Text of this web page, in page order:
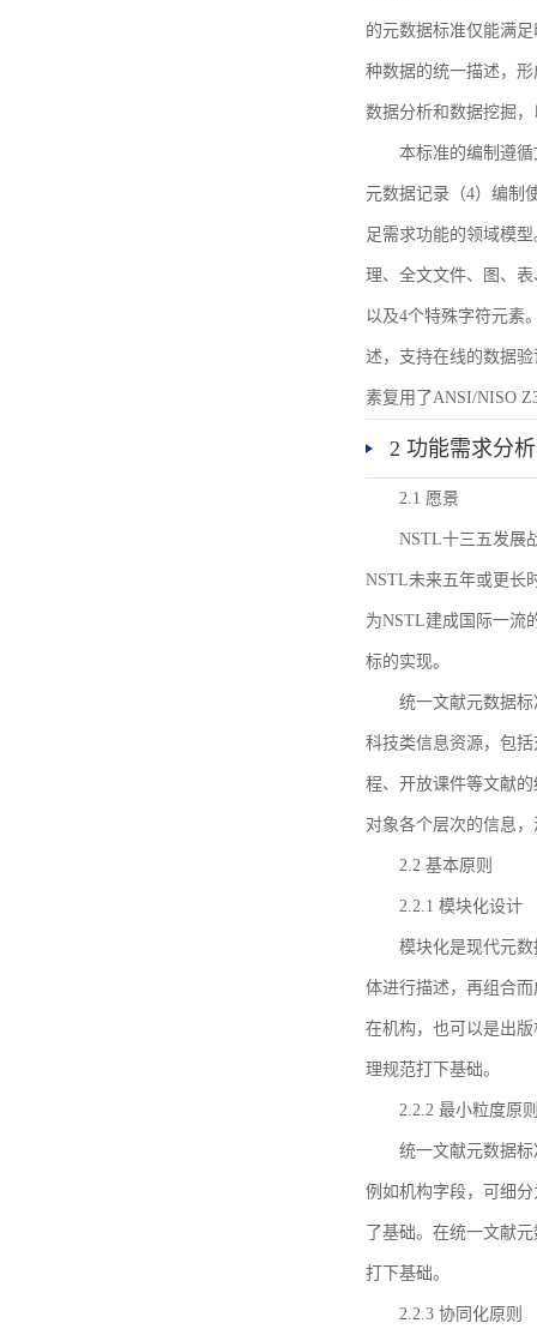
的元数据标准仅能满
种数据的统一描述，
数据分析和数据挖掘
本标准的编制遵
元数据记录（4）编制
足需求功能的领域模
理、全文文件、图、
以及4个特殊字符元素
述，支持在线的数据
素复用了ANSI/NISO
2 功能需求分析
2.1 愿景
NSTL十三五发展
NSTL未来五年或更长
为NSTL建成国际一流
标的实现。
统一文献元数据
科技类信息资源，包
程、开放课件等文献
对象各个层次的信息
2.2 基本原则
2.2.1 模块化设计
模块化是现代元
体进行描述，再组合
在机构，也可以是出
理规范打下基础。
2.2.2 最小粒度原
统一文献元数据
例如机构字段，可细
了基础。在统一文献
打下基础。
2.2.3 协同化原则